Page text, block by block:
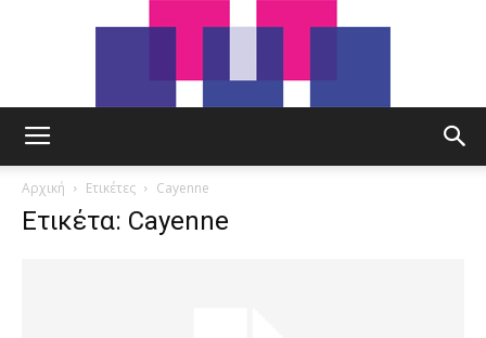
Αρχική Ετικέτες Cayenne
Ετικέτα: Cayenne